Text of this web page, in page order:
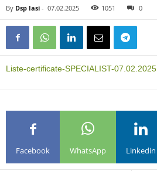
By Dsp Iasi - 07.02.2025 1051 0
Liste-certificate-SPECIALIST-07.02.2025
Facebook WhatsApp Linkedin